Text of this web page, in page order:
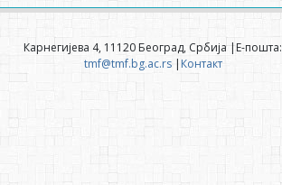
Карнегијева 4, 11120 Београд, Србија |Е-пошта:
tmf@tmf.bg.ac.rs| Контакт